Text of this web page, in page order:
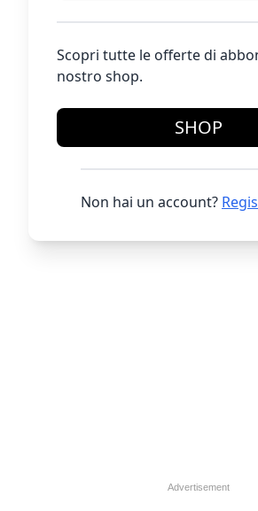
Scopri tutte le offerte di
nostro shop.
SHOP
Non hai un account?